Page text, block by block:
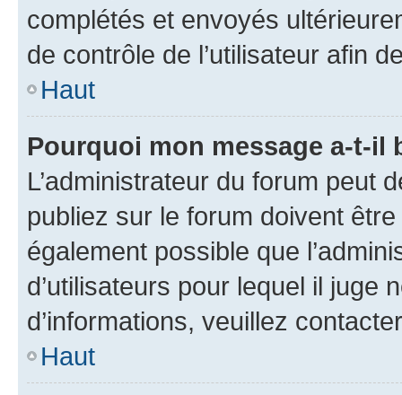
complétés et envoyés
de contrôle de l’utilisateur afin
Haut
Pourquoi mon message a-t-il
L’administrateur du forum peut
publiez sur le forum doivent
également possible que
d’utilisateurs pour lequel il juge
d’informations, veuillez
Haut